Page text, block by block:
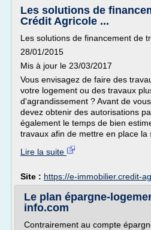
Les solutions de
Crédit Agricole ...
Les solutions de financement de
28/01/2015
Mis à jour le 23/03/2017
Vous envisagez de faire des
votre logement ou des travaux
d'agrandissement ? Avant de
devez obtenir des autorisations
également le temps de bien
travaux afin de mettre en place la
Lire la suite
Site : https://e-immobilier.credit-
Le plan épargne-
info.com
Contrairement au compte